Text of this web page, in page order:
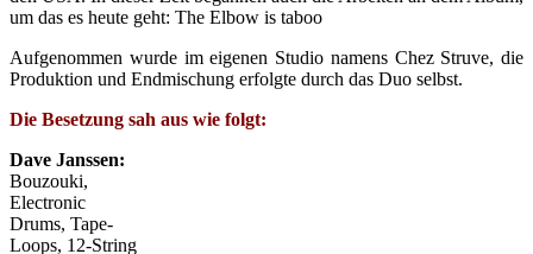
um das es heute geht: The Elbow is taboo
Aufgenommen wurde im eigenen Studio namens Chez Struve, die
Produktion und Endmischung erfolgte durch das Duo selbst.
Die Besetzung sah aus wie folgt:
Dave Janssen:
Bouzouki,
Electronic
Drums, Tape-
Loops, 12-String